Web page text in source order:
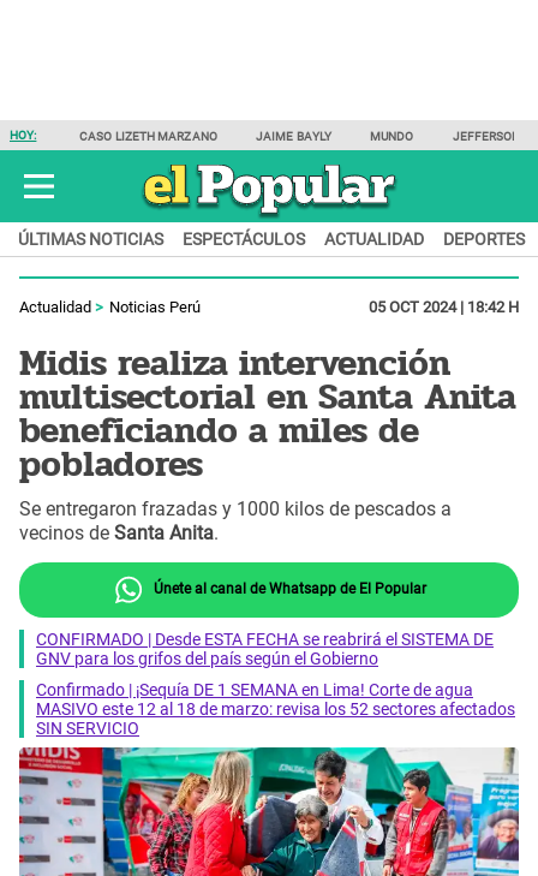
HOY: CASO LIZETH MARZANO JAIME BAYLY MUNDO JEFFERSON
ÚLTIMAS NOTICIAS ESPECTÁCULOS ACTUALIDAD DEPORTES
Actualidad Noticias Perú 05 OCT 2024 | 18:42 H
Midis realiza intervención
multisectorial en Santa Anita
beneficiando a miles de
pobladores
Se entregaron frazadas y 1000 kilos de pescados a
vecinos de Santa Anita.
Únete al canal de Whatsapp de El Popular
CONFIRMADO | Desde ESTA FECHA se reabrirá el SISTEMA DE
GNV para los grifos del país según el Gobierno
Confirmado | ¡Sequía DE 1 SEMANA en Lima! Corte de agua
MASIVO este 12 al 18 de marzo: revisa los 52 sectores afectados
SIN SERVICIO